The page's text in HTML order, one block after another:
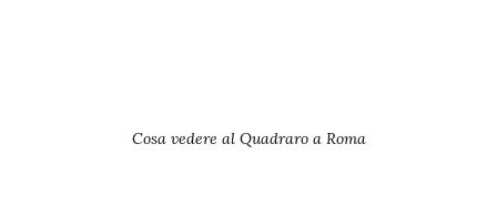
Cosa vedere al Quadraro a Roma